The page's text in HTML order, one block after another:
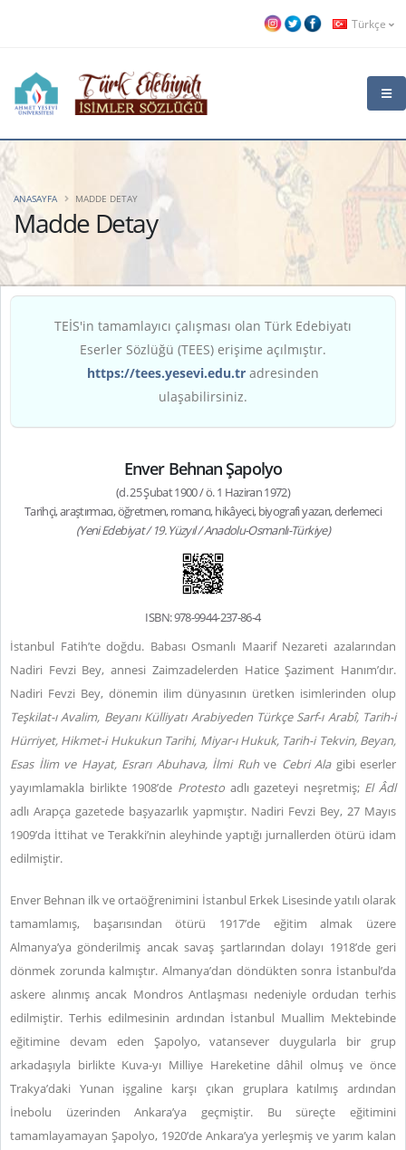
Türkçe
Madde Detay
ANASAYFA MADDE DETAY
TEİS'in tamamlayıcı çalışması olan Türk Edebiyatı
Eserler Sözlüğü (TEES) erişime açılmıştır.
https://tees.yesevi.edu.tr adresinden
ulaşabilirsiniz.
Enver Behnan Şapolyo
(d. 25 Şubat 1900 / ö. 1 Haziran 1972)
Tarihçi, araştırmacı, öğretmen, romancı, hikâyeci, biyografi yazarı, derlemeci
(Yeni Edebiyat / 19. Yüzyıl / Anadolu-Osmanlı-Türkiye)
ISBN: 978-9944-237-86-4
İstanbul Fatih’te doğdu. Babası Osmanlı Maarif Nezareti azalarından
Nadiri Fevzi Bey, annesi Zaimzadelerden Hatice Şaziment Hanım’dır.
Nadiri Fevzi Bey, dönemin ilim dünyasının üretken isimlerinden olup
Teşkilat-ı Avalim, Beyanı Külliyatı Arabiyeden Türkçe Sarf-ı Arabî, Tarih-i
Hürriyet, Hikmet-i Hukukun Tarihi, Miyar-ı Hukuk, Tarih-i Tekvin, Beyan,
Esas İlim ve Hayat, Esrarı Abuhava, İlmi Ruhve Cebri Alagibi eserler
yayımlamakla birlikte 1908’de Protesto adlı gazeteyi neşretmiş; El Âdl
adlı Arapça gazetede başyazarlık yapmıştır. Nadiri Fevzi Bey, 27 Mayıs
1909’da İttihat ve Terakki’nin aleyhinde yaptığı jurnallerden ötürü idam
edilmiştir.
Enver Behnan ilk ve ortaöğrenimini İstanbul Erkek Lisesinde yatılı olarak
tamamlamış, başarısından ötürü 1917’de eğitim almak üzere
Almanya’ya gönderilmiş ancak savaş şartlarından dolayı 1918’de geri
dönmek zorunda kalmıştır. Almanya’dan döndükten sonra İstanbul’da
askere alınmış ancak Mondros Antlaşması nedeniyle ordudan terhis
edilmiştir. Terhis edilmesinin ardından İstanbul Muallim Mektebinde
eğitimine devam eden Şapolyo, vatansever duygularla bir grup
arkadaşıyla birlikte Kuva-yı Milliye Hareketine dâhil olmuş ve önce
Trakya’daki Yunan işgaline karşı çıkan gruplara katılmış ardından
İnebolu üzerinden Ankara’ya geçmiştir. Bu süreçte eğitimini
tamamlayamayan Şapolyo, 1920’de Ankara’ya yerleşmiş ve yarım kalan